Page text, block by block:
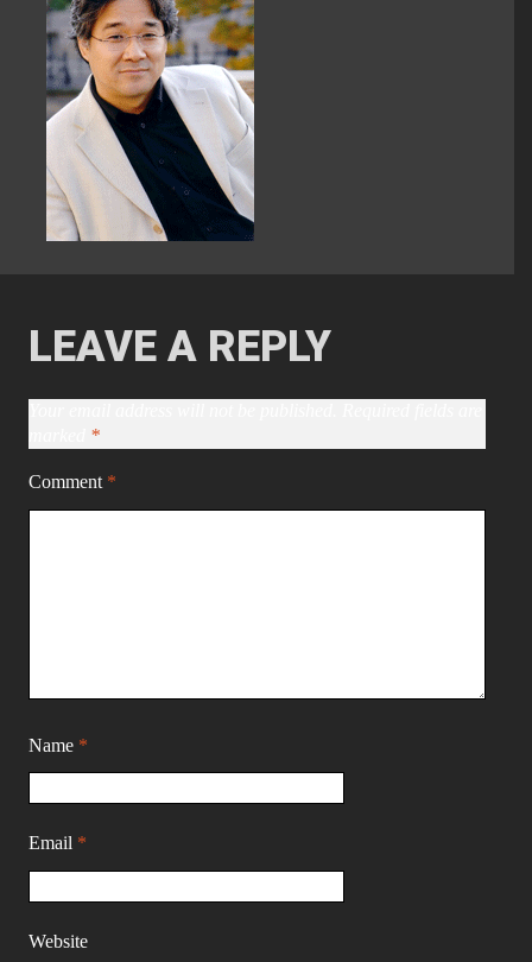
LEAVE A REPLY
*
Comment *
Name *
Email *
Website